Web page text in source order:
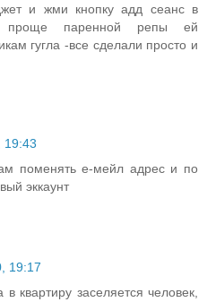
и жми кнопку адд сеанс в
проще паренной репы ей
гугла -все сделали просто и
19:43
поменять е-мейл адрес и по
эккаунт
19:17
квартиру заселяется человек,